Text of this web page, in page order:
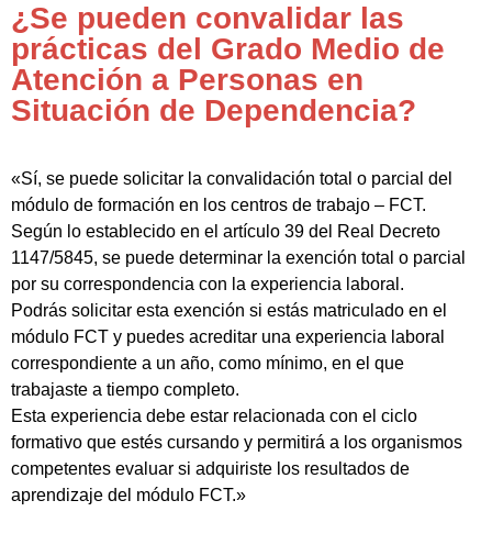
¿Se pueden convalidar las
prácticas del Grado Medio de
Atención a Personas en
Situación de Dependencia?
«Sí, se puede solicitar la convalidación total o parcial del
módulo de formación en los centros de trabajo – FCT.
Según lo establecido en el artículo 39 del Real Decreto
1147/5845, se puede determinar la exención total o parcial
por su correspondencia con la experiencia laboral.
Podrás solicitar esta exención si estás matriculado en el
módulo FCT y puedes acreditar una experiencia laboral
correspondiente a un año, como mínimo, en el que
trabajaste a tiempo completo.
Esta experiencia debe estar relacionada con el ciclo
formativo que estés cursando y permitirá a los organismos
competentes evaluar si adquiriste los resultados de
aprendizaje del módulo FCT.»